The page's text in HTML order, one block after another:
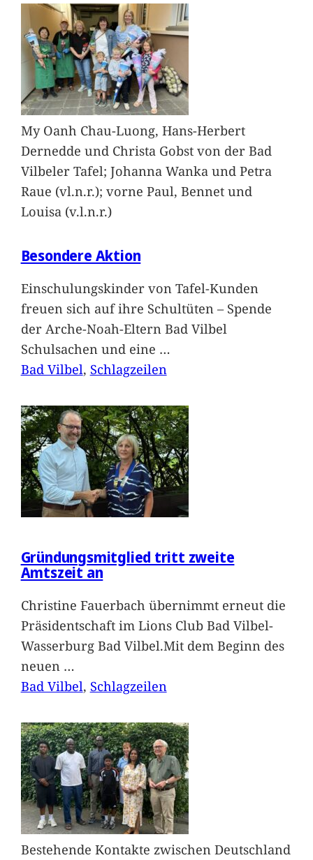
My Oanh Chau-Luong, Hans-Herbert
Dernedde und Christa Gobst von der Bad
Vilbeler Tafel; Johanna Wanka und Petra
Raue (vl.n.r.); vorne Paul, Bennet und
Louisa (v.l.n.r.)
Besondere Aktion
Einschulungskinder von Tafel-Kunden
freuen sich auf ihre Schultüten – Spende
der Arche-Noah-Eltern Bad Vilbel
Schulsachen und eine …
Bad Vilbel, Schlagzeilen
Gründungsmitglied tritt zweite
Amtszeit an
Christine Fauerbach übernimmt erneut die
Präsidentschaft im Lions Club Bad Vilbel-
Wasserburg Bad Vilbel.Mit dem Beginn des
neuen …
Bad Vilbel, Schlagzeilen
Bestehende Kontakte zwischen Deutschland